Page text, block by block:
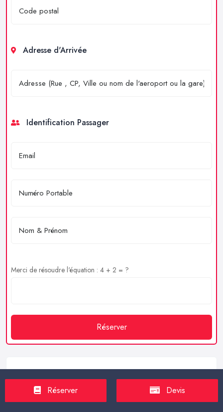
Adresse d'Arrivée
Identification Passager
Merci de résoudre l'équation : 4 + 2 = ?
Réserver
Service client
https://proxilive.fr
Réserver Devis